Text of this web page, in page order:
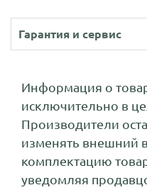
Гарантия и сервис
Информация о
исключительно в
Производители
изменять внешний
комплектацию
уведомляя